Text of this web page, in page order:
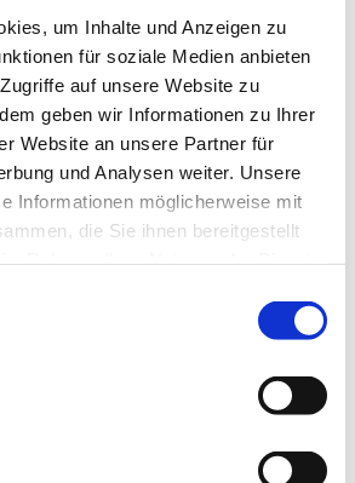
um Inhalte und Anzeigen zu
für soziale Medien anbieten
auf unsere Website zu
geben wir Informationen zu Ihrer
Website an unsere Partner für
und Analysen weiter. Unsere
Informationen möglicherweise mit
die Sie ihnen bereitgestellt